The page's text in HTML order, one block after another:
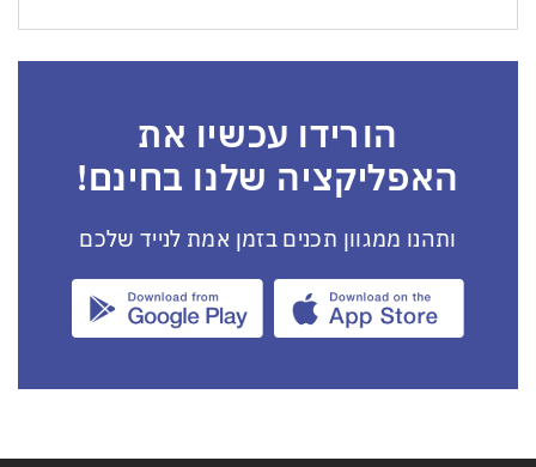
הורידו עכשיו את
האפליקציה שלנו בחינם!
ותהנו ממגוון תכנים בזמן אמת לנייד שלכם